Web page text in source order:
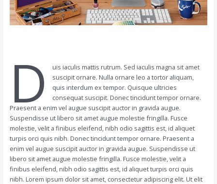
D
uis iaculis mattis rutrum. Sed iaculis magna sit amet
suscipit ornare. Nulla ornare leo a tortor aliquam,
quis interdum ex tempor. Quisque ultricies
consequat suscipit. Donec tincidunt tempor ornare.
Praesent a enim vel augue suscipit auctor in gravida augue.
Suspendisse ut libero sit amet augue molestie fringilla. Fusce
molestie, velit a finibus eleifend, nibh odio sagittis est, id aliquet
turpis orci quis nibh. Donec tincidunt tempor ornare. Praesent a
enim vel augue suscipit auctor in gravida augue. Suspendisse ut
libero sit amet augue molestie fringilla. Fusce molestie, velit a
finibus eleifend, nibh odio sagittis est, id aliquet turpis orci quis
nibh. Lorem ipsum dolor sit amet, consectetur adipiscing elit. Ut elit